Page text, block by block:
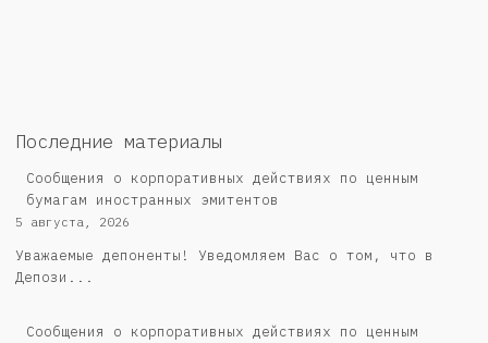
Последние материалы
Сообщения о корпоративных действиях по ценным
бумагам иностранных эмитентов
5 августа, 2026
Уважаемые депоненты! Уведомляем Вас о том, что в
Депози...
Cообщения о корпоративных действиях по ценным